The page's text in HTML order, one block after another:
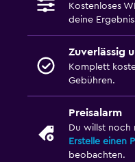
Kostenloses
deine
Zuverlässig
Komplett
Gebühren.
Preisalarm
Du willst noch
Erstelle einen
beobachten.